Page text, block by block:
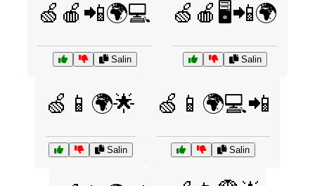
🍏🍎📲🌍💻
Salin
🍏🍎🖥️📲🌍
Salin
🍏📱🌍🌟
Salin
🍏📱🌍💻📲
Salin